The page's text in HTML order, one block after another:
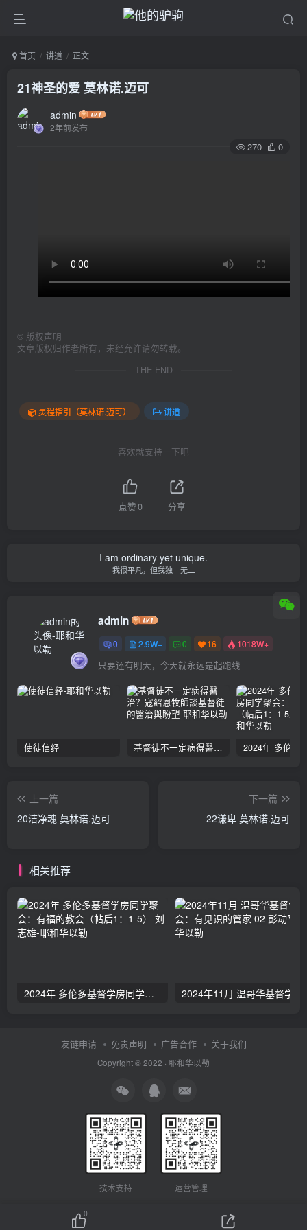
首页 讲道 正文
21神圣的爱 莫林诺.迈可
admin
2年前发布
270 0
© 版权声明
文章版权归作者所有，未经允许请勿转载。
THE END
灵程指引（莫林诺.迈可） 讲道
喜欢就支持一下吧
点赞0 分享
I am ordinary yet unique.
我很平凡，但我独一无二
admin
0 2.9W+ 0 16 1018W+
只要还有明天，今天就永远是起跑线
使徒信经 基督徒不一定病得醫治？寇紹恩牧師談基督徒的醫治與盼望
上一篇
20洁净魂 莫林诺.迈可
下一篇
22谦卑 莫林诺.迈可
相关推荐
2024年 多伦多基督学房同学聚会：有福的教会（帖后1：1-5） 刘志雄
友链申请 免责声明 广告合作 关于我们
Copyright © 2022 · 耶和华以勒
技术支持 运营管理
0